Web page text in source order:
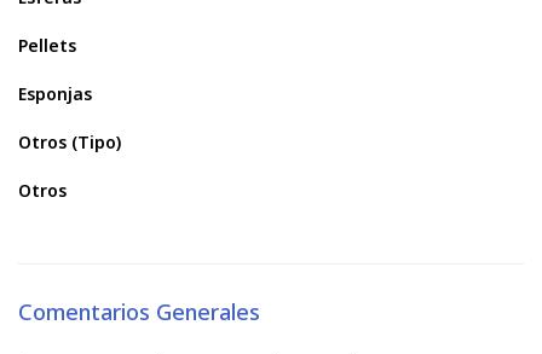
Pellets
Esponjas
Otros (Tipo)
Otros
Comentarios Generales